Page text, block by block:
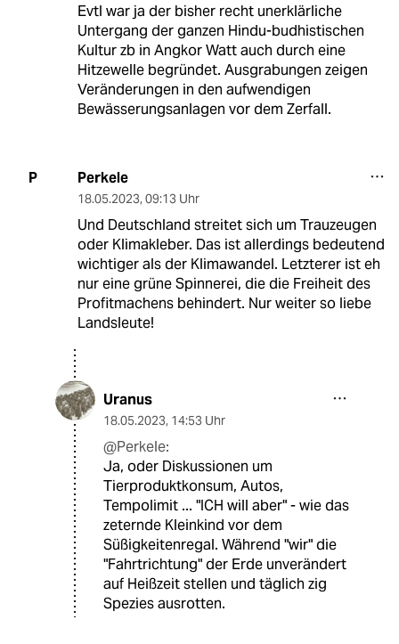
Evtl war ja der bisher recht unerklärliche
Untergang der ganzen Hindu-budhistischen
Kultur zb in Angkor Watt auch durch eine
Hitzewelle begründet. Ausgrabungen zeigen
Veränderungen in den aufwendigen
Bewässerungsanlagen vor dem Zerfall.
P Perkele
18.05.2023, 09:13 Uhr
Und Deutschland streitet sich um Trauzeugen
oder Klimakleber. Das ist allerdings bedeutend
wichtiger als der Klimawandel. Letzterer ist eh
nur eine grüne Spinnerei, die die Freiheit des
Profitmachens behindert. Nur weiter so liebe
Landsleute!
Uranus
18.05.2023, 14:53 Uhr
@Perkele:
Ja, oder Diskussionen um
Tierproduktkonsum, Autos,
Tempolimit ... "ICH will aber" - wie das
zeternde Kleinkind vor dem
Süßigkeitenregal. Während "wir" die
"Fahrtrichtung" der Erde unverändert
auf Heißzeit stellen und täglich zig
Spezies ausrotten.